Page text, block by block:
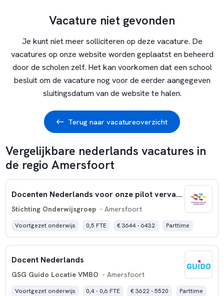
Vacature niet gevonden
Je kunt niet meer solliciteren op deze vacature. De
vacatures op onze website worden geplaatst en beheerd
door de scholen zelf. Het kan voorkomen dat een school
besluit om de vacature nog voor de eerder aangegeven
sluitingsdatum van de website te halen.
Terug naar vacatureoverzicht
Vergelijkbare nederlands vacatures in
de regio Amersfoort
Docenten Nederlands voor onze pilot vervangingspool
Stichting Onderwijsgroep - Amersfoort
Voortgezet onderwijs 0,5 FTE € 3644 - 6432 Parttime
Docent Nederlands
GSG Guido Locatie VMBO - Amersfoort
Voortgezet onderwijs 0,4 - 0,6 FTE € 3622 - 5520 Parttime